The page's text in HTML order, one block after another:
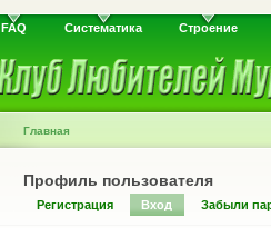
FAQ Систематика Строение
Главная
Профиль пользователя
Регистрация Вход Забыли